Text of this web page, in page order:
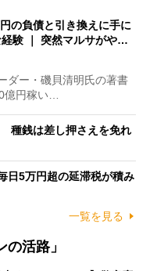
の負債と引き換えに手に
経験 ｜ 突然マルサがや…
ダー・磯貝清明氏の著書
億円稼い…
種銭は差し押さえを免れ
日5万円超の延滞税が積み
一覧を見る
活路」